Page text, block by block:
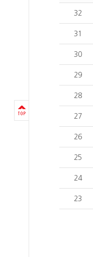
32
31
30
29
28
27
26
25
24
23